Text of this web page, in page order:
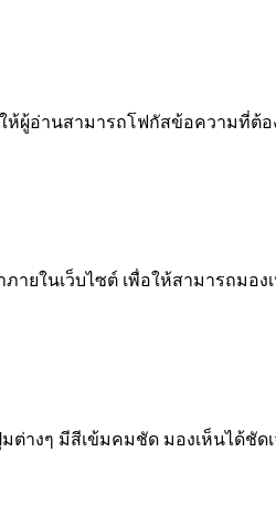
ห้ผู้อ่านสามารถโฟกัสข้อความที่ต้
ยในเว็บไซต์ เพื่อให้สามารถมอง
ต่างๆ มีสีเข้มคมชัด มองเห็นได้ชัด